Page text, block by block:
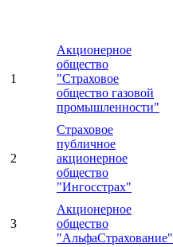
1
Акционерное
общество
"Страховое
общество газовой
промышленности"
2
Страховое
публичное
акционерное
общество
"Ингосстрах"
3
Акционерное
общество
"АльфаСтрахование"